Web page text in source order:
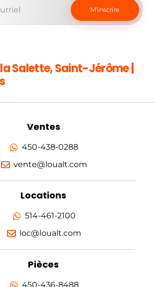
Salette, Saint-Jérôme |
Ventes
450-438-0288
vente@loualt.com
Locations
514-461-2100
loc@loualt.com
Pièces
450-436-8488